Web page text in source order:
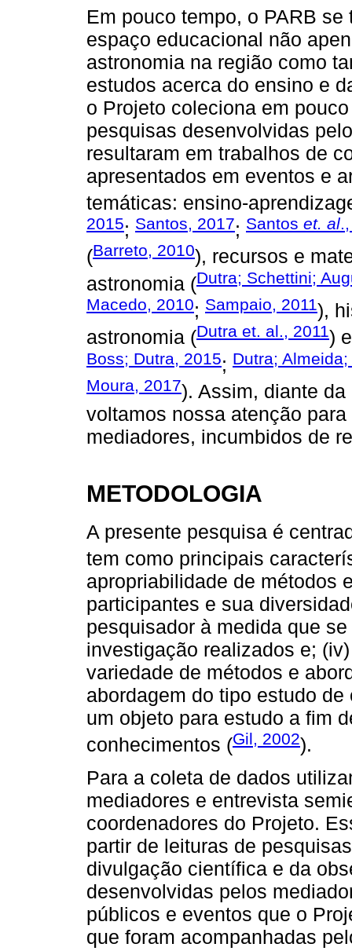
Em pouco tempo, o PARB
espaço educacional não
astronomia na região como
estudos acerca do ensino e
o Projeto coleciona em
pesquisas desenvolvidas
resultaram em trabalhos de
apresentados em eventos e
temáticas: ensino-
2015; Santos, 2017; Santos et. al
(Barreto, 2010), recursos e
astronomia (Dutra; Schettini;
Macedo, 2010; Sampaio, 2011),
astronomia (Dutra et. al., 2011)
Boss; Dutra, 2015; Dutra;
Moura, 2017). Assim, diante
voltamos nossa atenção
mediadores, incumbidos de
METODOLOGIA
A presente pesquisa é
tem como principais
apropriabilidade de métodos
participantes e sua
pesquisador à medida que
investigação realizados e;
variedade de métodos e
abordagem do tipo estudo
um objeto para estudo a fim
conhecimentos (Gil, 2002).
Para a coleta de dados
mediadores e entrevista
coordenadores do Projeto.
partir de leituras de
divulgação científica e da
desenvolvidas pelos
públicos e eventos que o
que foram acompanhadas